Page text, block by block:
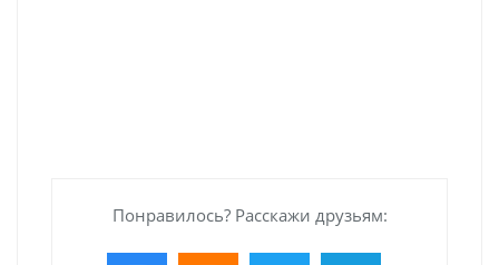
Понравилось? Расскажи друзьям: